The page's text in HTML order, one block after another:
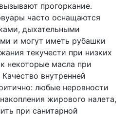
прогоркание.
часто оснащаются
дыхательными
и могут иметь рубашки
текучести при низких
некоторые масла при
внутренней
любые неровности
жирового налета,
при санитарной